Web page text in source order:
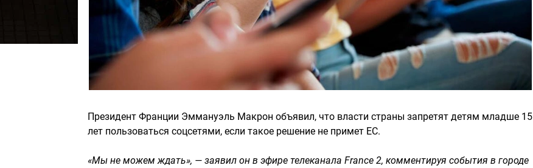
Президент Франции Эммануэль Макрон объявил, что власти страны запретят детям младше 15
лет пользоваться соцсетями, если такое решение не примет ЕС.
«Мы не можем ждать», — заявил он в эфире телеканала France 2, комментируя события в городе